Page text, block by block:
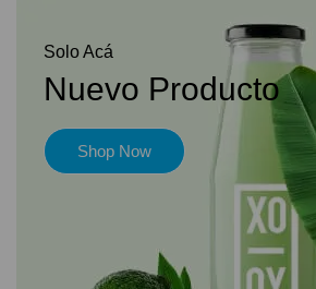
Solo Acá
Nuevo Producto
Shop Now